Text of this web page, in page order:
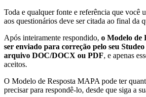
Toda e qualquer fonte e referência que você
aos questionários deve ser citada ao final da
Após inteiramente respondido, o Modelo de
ser enviado para correção pelo seu
arquivo DOC/DOCX ou PDF, e apenas
aceitos.
O Modelo de Resposta MAPA pode ter
precisar para respondê-lo, desde que siga a